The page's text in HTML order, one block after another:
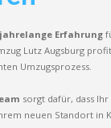
jahrelange Erfahrung
Lutz Augsburg
Umzugsprozess.
sorgt dafür, dass
neuen Standort in